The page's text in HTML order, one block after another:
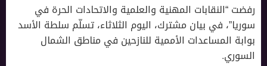
رفضت “النقابات المهنية والعلمية والاتحادات الحرة في
سوريا”، في بيان مشترك، اليوم الثلاثاء، تسلّم سلطة الأسد
بوابة المساعدات الأممية للنازحين في مناطق الشمال
السوري.